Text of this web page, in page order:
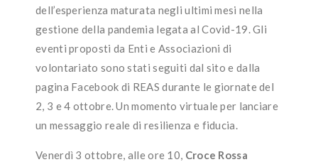
dell’esperienza maturata negli ultimi mesi nella
gestione della pandemia legata al Covid-19. Gli
eventi proposti da Enti e Associazioni di
volontariato sono stati seguiti dal sito e dalla
pagina Facebook di REAS durante le giornate del
2, 3 e 4 ottobre. Un momento virtuale per lanciare
un messaggio reale di resilienza e fiducia.
Venerdì 3 ottobre, alle ore 10, Croce Rossa